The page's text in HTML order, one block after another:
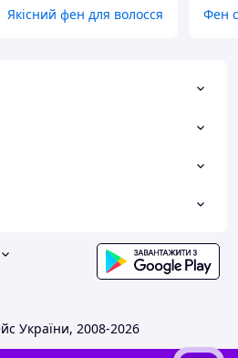
Якісний фен для волосся Фен
України, 2008-2026